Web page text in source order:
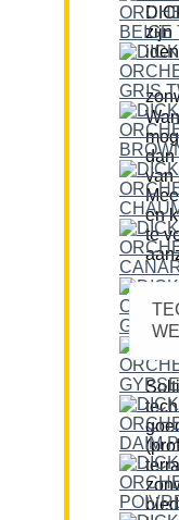
Ons
dan
van
en
te